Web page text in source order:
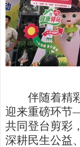
伴随着精彩
迎来重磅环节
共同登台剪彩
深耕民生公益